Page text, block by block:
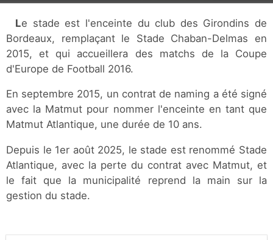
Le stade est l'enceinte du club des Girondins de
Bordeaux, remplaçant le Stade Chaban-Delmas en
2015, et qui accueillera des matchs de la Coupe
d'Europe de Football 2016.
En septembre 2015, un contrat de naming a été signé
avec la Matmut pour nommer l'enceinte en tant que
Matmut Atlantique, une durée de 10 ans.
Depuis le 1er août 2025, le stade est renommé Stade
Atlantique, avec la perte du contrat avec Matmut, et
le fait que la municipalité reprend la main sur la
gestion du stade.